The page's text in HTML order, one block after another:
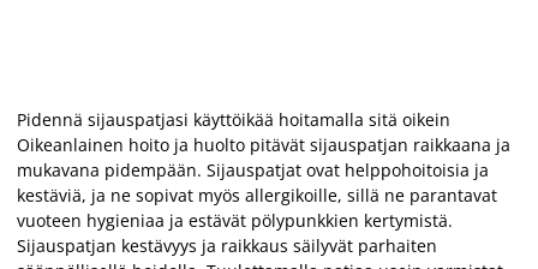
Pidennä sijauspatjasi käyttöikää hoitamalla sitä oikein
Oikeanlainen hoito ja huolto pitävät sijauspatjan raikkaana ja
mukavana pidempään. Sijauspatjat ovat helppohoitoisia ja
kestäviä, ja ne sopivat myös allergikoille, sillä ne parantavat
vuoteen hygieniaa ja estävät pölypunkkien kertymistä.
Sijauspatjan kestävyys ja raikkaus säilyvät parhaiten